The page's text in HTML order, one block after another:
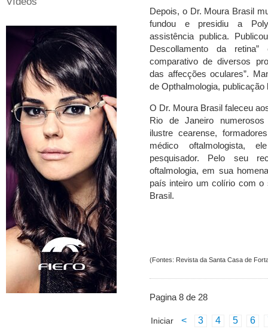
Depois, o Dr. Moura Brasil
fundou e presidiu a
assistência publica.
Descollamento da
comparativo de diversos
das affecções oculares”.
de Opthalmologia,
O Dr. Moura Brasil faleceu
Rio de Janeiro numerosos
ilustre cearense,
médico oftalmologista,
pesquisador. Pelo seu
oftalmologia, em sua
país inteiro um colírio com
Brasil.
(Fontes: Revista da Santa Casa de
Pagina 8 de 28
Iniciar < 3 4 5 6